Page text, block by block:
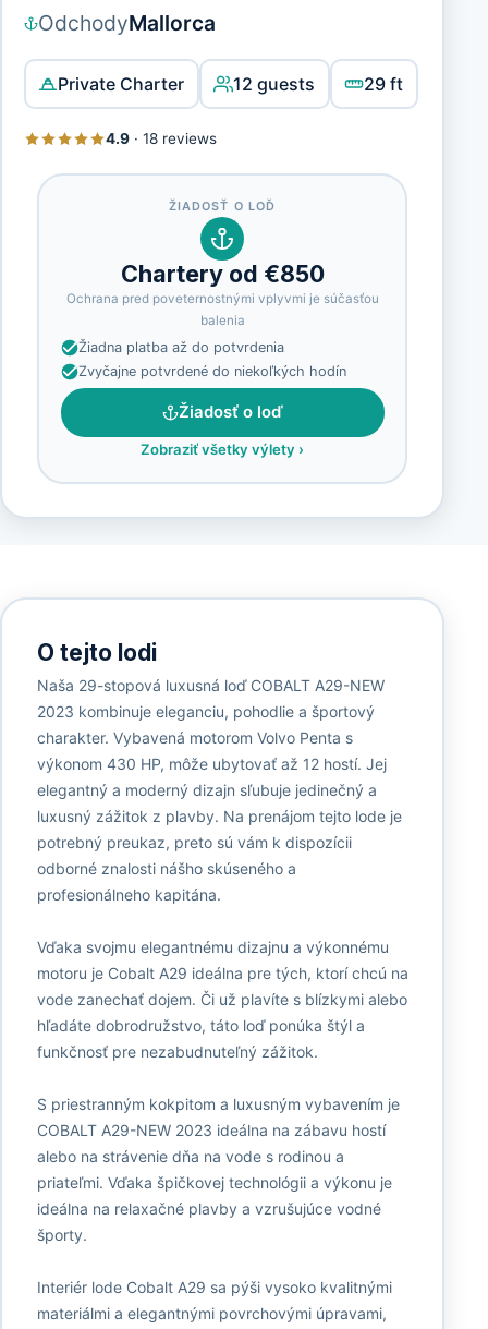
OdchodyMallorca
Private Charter 12 guests 29 ft
4.9· 18 reviews
ŽIADOSŤ O LOĎ
Chartery od €850
Ochrana pred poveternostnými vplyvmi je súčasťou
balenia
Žiadna platba až do potvrdenia
Zvyčajne potvrdené do niekoľkých hodín
Žiadosť o loď
Zobraziť všetky výlety ›
O tejto lodi
Naša 29-stopová luxusná loď COBALT A29-NEW
2023 kombinuje eleganciu, pohodlie a športový
charakter. Vybavená motorom Volvo Penta s
výkonom 430 HP, môže ubytovať až 12 hostí. Jej
elegantný a moderný dizajn sľubuje jedinečný a
luxusný zážitok z plavby. Na prenájom tejto lode je
potrebný preukaz, preto sú vám k dispozícii
odborné znalosti nášho skúseného a
profesionálneho kapitána.
Vďaka svojmu elegantnému dizajnu a výkonnému
motoru je Cobalt A29 ideálna pre tých, ktorí chcú na
vode zanechať dojem. Či už plavíte s blízkymi alebo
hľadáte dobrodružstvo, táto loď ponúka štýl a
funkčnosť pre nezabudnuteľný zážitok.
S priestranným kokpitom a luxusným vybavením je
COBALT A29-NEW 2023 ideálna na zábavu hostí
alebo na strávenie dňa na vode s rodinou a
priateľmi. Vďaka špičkovej technológii a výkonu je
ideálna na relaxačné plavby a vzrušujúce vodné
športy.
Interiér lode Cobalt A29 sa pýši vysoko kvalitnými
materiálmi a elegantnými povrchovými úpravami,